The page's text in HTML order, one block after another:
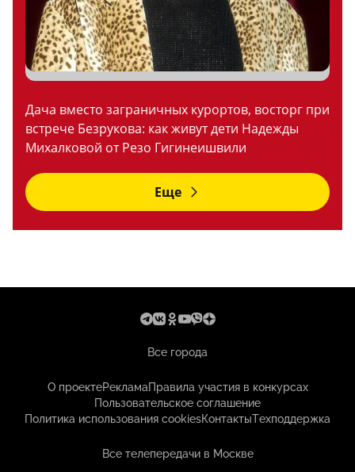
Дача вместо заграничных курортов, восторг при
встрече Безрукова: как живут дети Надежды
Михалковой от Резо Гигинеишвили
Еще
Все города
О проектеРекламаПравила участия в конкурсах
Пользовательское соглашение
Политика использования cookiesКонтактыТехподдержка
Все телепередачи в Москве